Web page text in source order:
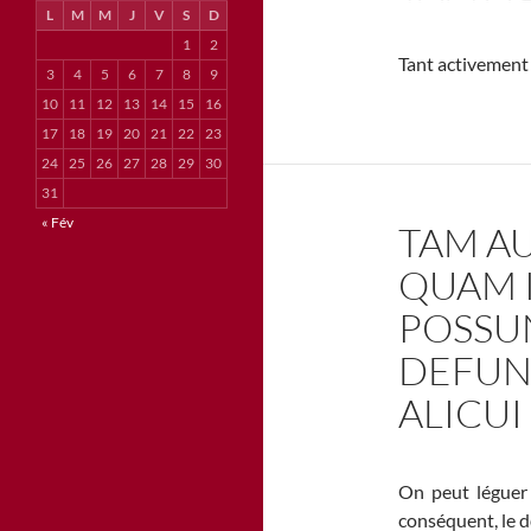
Tant
TAM
QUAM
ALICUI
On peut léguer
conséquent, le
L M M J V S
D
1
2
3
4 5 6 7 8
9
10
11 12 13 14 15
16
17
18 19 20 21 22 23
24 25 26 27 28 29
30
31
« Fév